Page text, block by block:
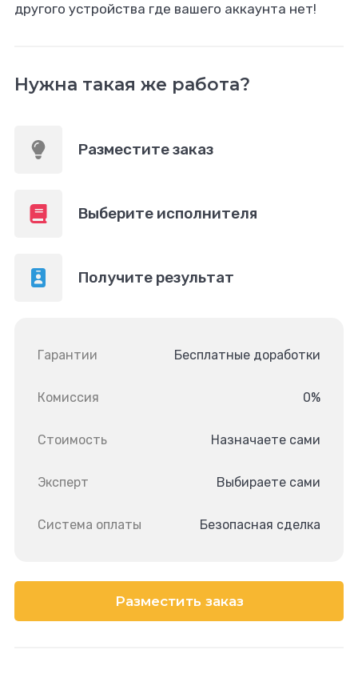
другого устройства где вашего аккаунта нет!
Нужна такая же работа?
Разместите заказ
Выберите исполнителя
Получите результат
Гарантии Бесплатные доработки
Комиссия 0%
Стоимость Назначаете сами
Эксперт Выбираете сами
Система оплаты Безопасная сделка
Разместить заказ